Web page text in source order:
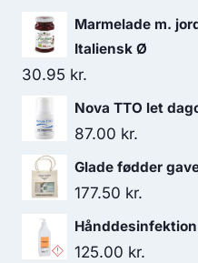
Marmelade m.
Italiensk Ø
30.95 kr.
Nova TTO let
87.00 kr.
Glade fødder
177.50 kr.
125.00 kr.